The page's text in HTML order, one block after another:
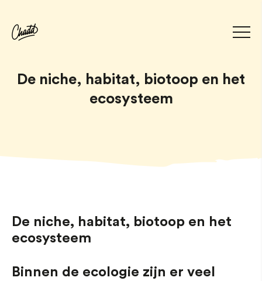
De niche, habitat, biotoop en het
ecosysteem
De niche, habitat, biotoop en het
ecosysteem
Binnen de ecologie zijn er veel